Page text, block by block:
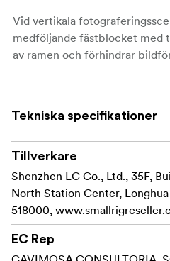
Vid vertikala
medföljande fästblocket med
av ramen och förhindrar
möjliggör smidig fotografering
Sidopanelen kan förlängas
justeras fram och bak med 7,8
kamerans HDMI-, mikrofon-
sidan.
Sidopanelens utformning gör
Tekniska specifikationer
Tillverkare
Shenzhen LC Co., Ltd., 35F,
North Station Center,
518000,
EC Rep